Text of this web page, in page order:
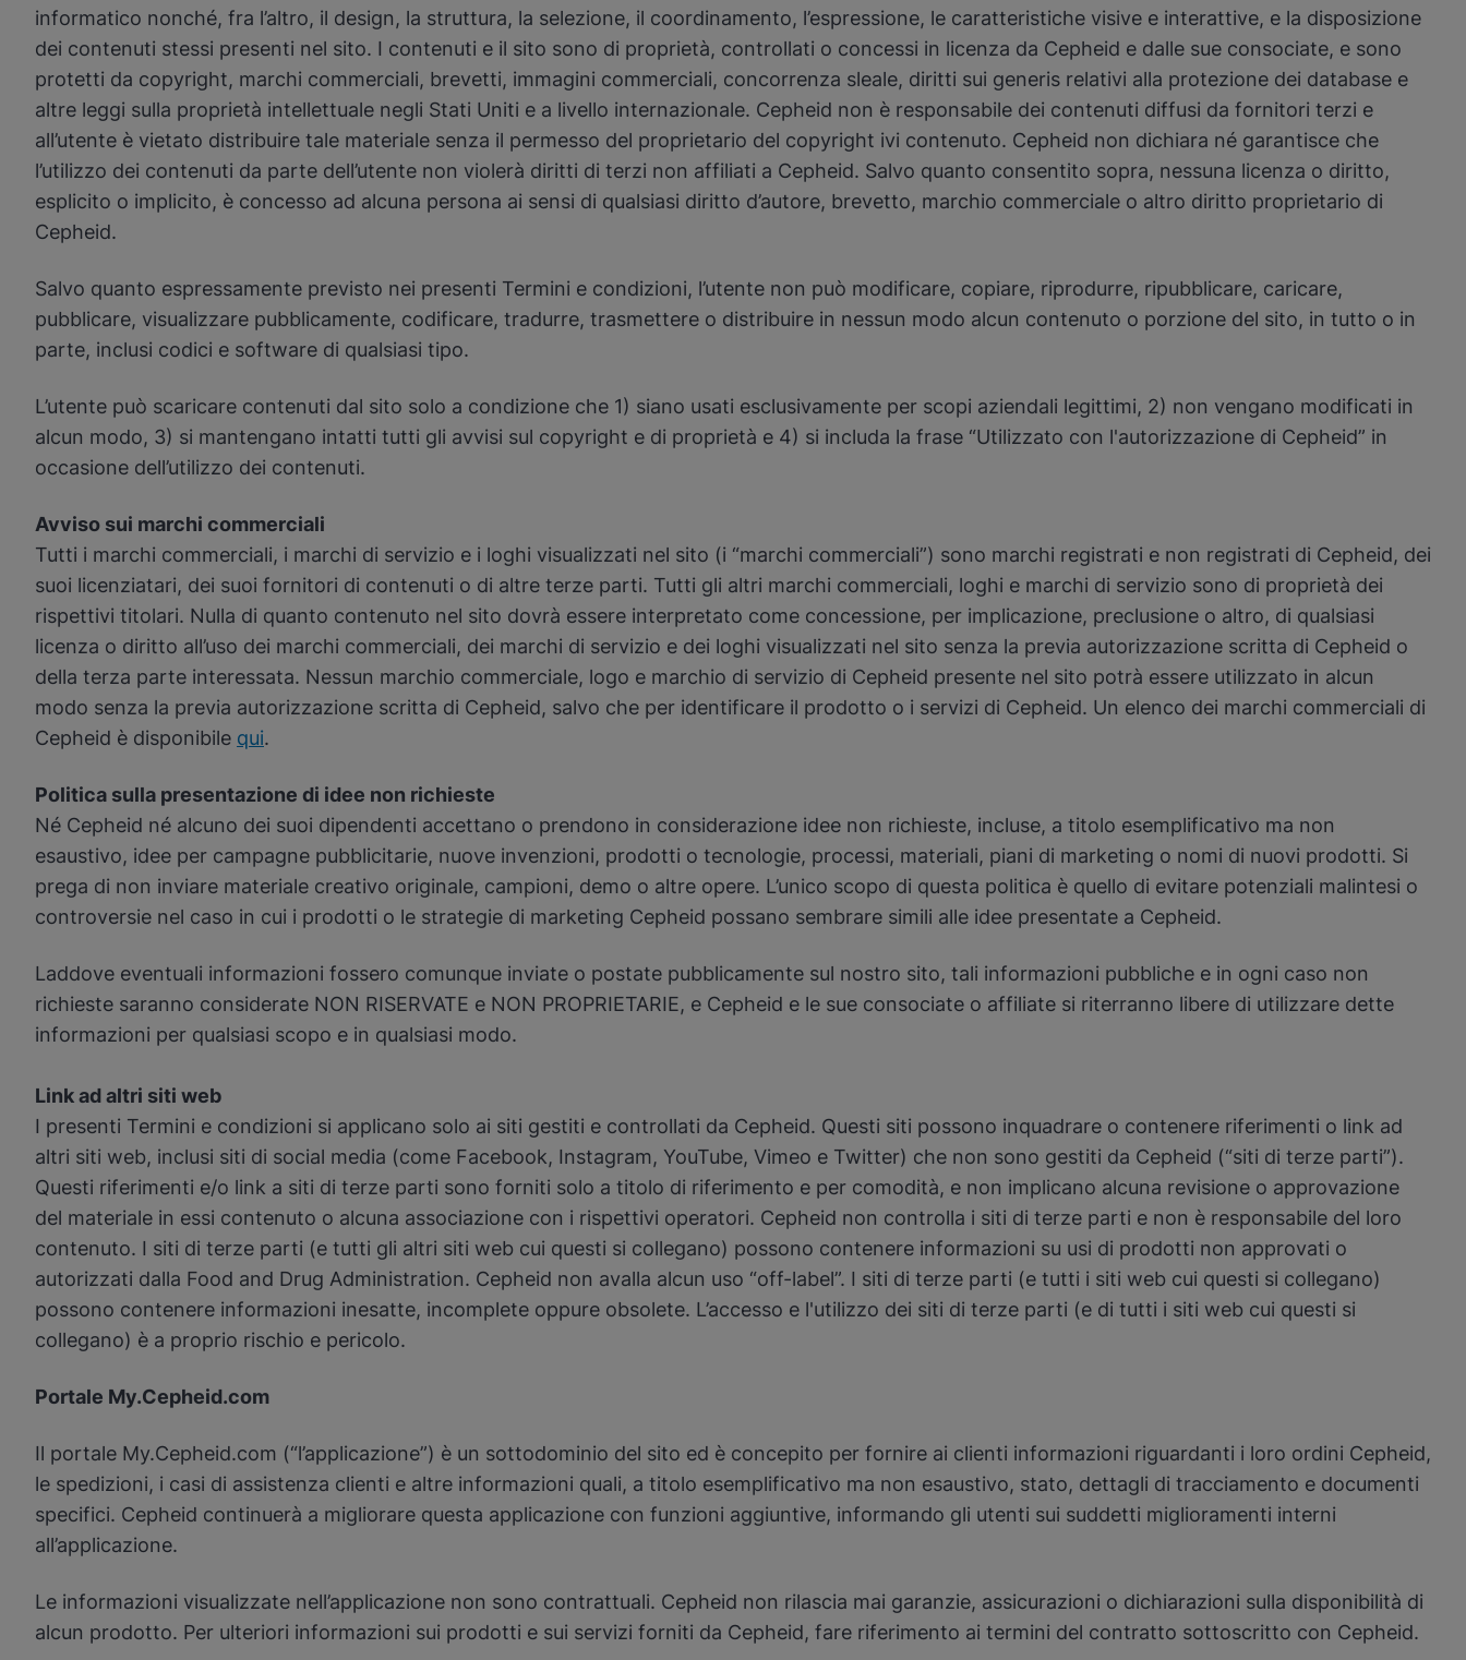
informatico nonché, fra l’altro, il design, la struttura, la selezione, il coordinamento, l’espressione, le caratteristiche visive e interattive, e la disposizione
dei contenuti stessi presenti nel sito. I contenuti e il sito sono di proprietà, controllati o concessi in licenza da Cepheid e dalle sue consociate, e sono
protetti da copyright, marchi commerciali, brevetti, immagini commerciali, concorrenza sleale, diritti sui generis relativi alla protezione dei database e
altre leggi sulla proprietà intellettuale negli Stati Uniti e a livello internazionale. Cepheid non è responsabile dei contenuti diffusi da fornitori terzi e
all’utente è vietato distribuire tale materiale senza il permesso del proprietario del copyright ivi contenuto. Cepheid non dichiara né garantisce che
l’utilizzo dei contenuti da parte dell’utente non violerà diritti di terzi non affiliati a Cepheid. Salvo quanto consentito sopra, nessuna licenza o diritto,
esplicito o implicito, è concesso ad alcuna persona ai sensi di qualsiasi diritto d’autore, brevetto, marchio commerciale o altro diritto proprietario di
Cepheid.
Salvo quanto espressamente previsto nei presenti Termini e condizioni, l’utente non può modificare, copiare, riprodurre, ripubblicare, caricare,
pubblicare, visualizzare pubblicamente, codificare, tradurre, trasmettere o distribuire in nessun modo alcun contenuto o porzione del sito, in tutto o in
parte, inclusi codici e software di qualsiasi tipo.
L’utente può scaricare contenuti dal sito solo a condizione che 1) siano usati esclusivamente per scopi aziendali legittimi, 2) non vengano modificati in
alcun modo, 3) si mantengano intatti tutti gli avvisi sul copyright e di proprietà e 4) si includa la frase “Utilizzato con l'autorizzazione di Cepheid” in
occasione dell’utilizzo dei contenuti.
Avviso sui marchi commerciali
Tutti i marchi commerciali, i marchi di servizio e i loghi visualizzati nel sito (i “marchi commerciali”) sono marchi registrati e non registrati di Cepheid, dei
suoi licenziatari, dei suoi fornitori di contenuti o di altre terze parti. Tutti gli altri marchi commerciali, loghi e marchi di servizio sono di proprietà dei
rispettivi titolari. Nulla di quanto contenuto nel sito dovrà essere interpretato come concessione, per implicazione, preclusione o altro, di qualsiasi
licenza o diritto all’uso dei marchi commerciali, dei marchi di servizio e dei loghi visualizzati nel sito senza la previa autorizzazione scritta di Cepheid o
della terza parte interessata. Nessun marchio commerciale, logo e marchio di servizio di Cepheid presente nel sito potrà essere utilizzato in alcun
modo senza la previa autorizzazione scritta di Cepheid, salvo che per identificare il prodotto o i servizi di Cepheid. Un elenco dei marchi commerciali di
Cepheid è disponibile qui.
Politica sulla presentazione di idee non richieste
Né Cepheid né alcuno dei suoi dipendenti accettano o prendono in considerazione idee non richieste, incluse, a titolo esemplificativo ma non
esaustivo, idee per campagne pubblicitarie, nuove invenzioni, prodotti o tecnologie, processi, materiali, piani di marketing o nomi di nuovi prodotti. Si
prega di non inviare materiale creativo originale, campioni, demo o altre opere. L’unico scopo di questa politica è quello di evitare potenziali malintesi o
controversie nel caso in cui i prodotti o le strategie di marketing Cepheid possano sembrare simili alle idee presentate a Cepheid.
Laddove eventuali informazioni fossero comunque inviate o postate pubblicamente sul nostro sito, tali informazioni pubbliche e in ogni caso non
richieste saranno considerate NON RISERVATE e NON PROPRIETARIE, e Cepheid e le sue consociate o affiliate si riterranno libere di utilizzare dette
informazioni per qualsiasi scopo e in qualsiasi modo.
Link ad altri siti web
I presenti Termini e condizioni si applicano solo ai siti gestiti e controllati da Cepheid. Questi siti possono inquadrare o contenere riferimenti o link ad
altri siti web, inclusi siti di social media (come Facebook, Instagram, YouTube, Vimeo e Twitter) che non sono gestiti da Cepheid (“siti di terze parti”).
Questi riferimenti e/o link a siti di terze parti sono forniti solo a titolo di riferimento e per comodità, e non implicano alcuna revisione o approvazione
del materiale in essi contenuto o alcuna associazione con i rispettivi operatori. Cepheid non controlla i siti di terze parti e non è responsabile del loro
contenuto. I siti di terze parti (e tutti gli altri siti web cui questi si collegano) possono contenere informazioni su usi di prodotti non approvati o
autorizzati dalla Food and Drug Administration. Cepheid non avalla alcun uso “off-label”. I siti di terze parti (e tutti i siti web cui questi si collegano)
possono contenere informazioni inesatte, incomplete oppure obsolete. L’accesso e l'utilizzo dei siti di terze parti (e di tutti i siti web cui questi si
collegano) è a proprio rischio e pericolo.
Portale My.Cepheid.com
Il portale My.Cepheid.com (“l’applicazione”) è un sottodominio del sito ed è concepito per fornire ai clienti informazioni riguardanti i loro ordini Cepheid,
le spedizioni, i casi di assistenza clienti e altre informazioni quali, a titolo esemplificativo ma non esaustivo, stato, dettagli di tracciamento e documenti
specifici. Cepheid continuerà a migliorare questa applicazione con funzioni aggiuntive, informando gli utenti sui suddetti miglioramenti interni
all’applicazione.
Le informazioni visualizzate nell’applicazione non sono contrattuali. Cepheid non rilascia mai garanzie, assicurazioni o dichiarazioni sulla disponibilità di
alcun prodotto. Per ulteriori informazioni sui prodotti e sui servizi forniti da Cepheid, fare riferimento ai termini del contratto sottoscritto con Cepheid.